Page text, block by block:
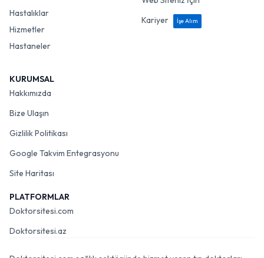
Hastalıklar
Hizmetler
Hastaneler
Kariyer
İşe Alım
KURUMSAL
Hakkımızda
Bize Ulaşın
Gizlilik Politikası
Google Takvim Entegrasyonu
Site Haritası
PLATFORMLAR
Doktorsitesi.com
Doktorsitesi.az